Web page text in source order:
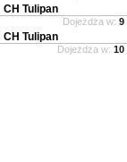
CH Tulipan
Dojeżdża w: 9
CH Tulipan
Dojeżdża w: 10